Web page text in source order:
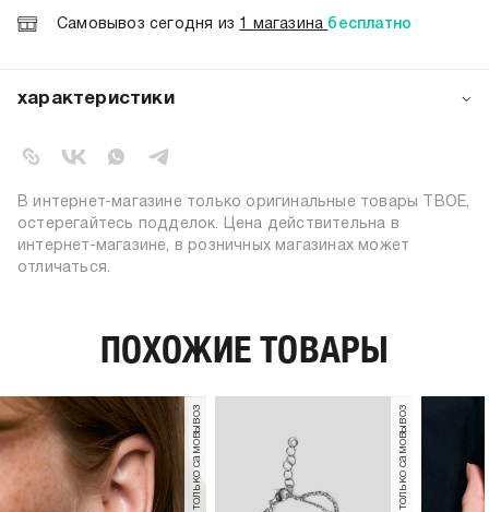
Самовывоз сегодня из 1 магазина бесплатно
характеристики
коллекция:
вид застежки:
пусеты
цвет:
белый
состав:
50% стекло, 50% нержавеющая
В интернет-магазине только оригинальные товары ТВОЕ,
остерегайтесь подделок. Цена действительна в
интернет-магазине, в розничных магазинах может
отличаться.
ПОХОЖИЕ ТОВАРЫ
только самовывоз только самовывоз